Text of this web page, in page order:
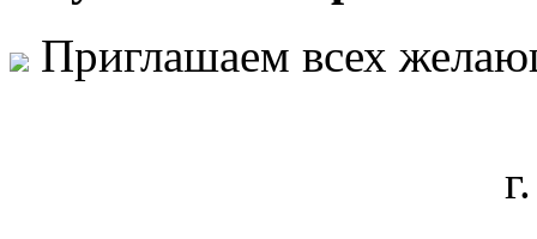
Приглашаем всех